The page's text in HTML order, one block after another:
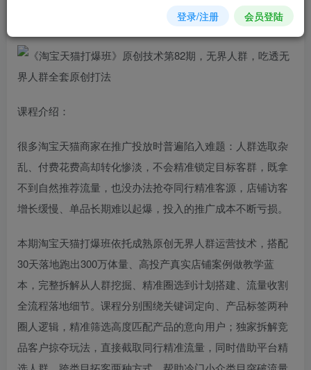
课程介绍：
很多淘宝天猫商家在推广投放时普遍陷入难题：人群选取杂
乱、付费花费高却转化惨淡，不会精准锁定目标客群，既拿
不到自然推荐流量，也没办法抢夺同行精准客源，店铺访客
增长缓慢、单品长期难以起爆，投入的推广成本不断亏损。
本期淘宝天猫打爆班依托成熟原创无界人群运营技术，搭配
30天落地跑出300万体量、高投产真实店铺案例做教学蓝
本，完整拆解从人群挖掘、精准圈选到计划搭建、流量收割
全流程落地细节。课程分别围绕关键词定向、产品标签两种
圈人逻辑，精准筛选高度匹配产品的意向用户；独家拆解竞
品客户掠夺玩法，直接截取同行精准流量，同时借助平台精
登录/注册 会员登陆